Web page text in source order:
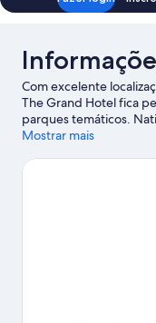
Com excelente
The Grand Hotel fica
parques temáticos.
Templo de Confúcio em
Shilin Night Market.
Mostrar mais